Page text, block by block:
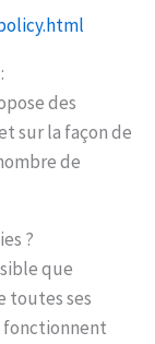
des
sur la façon de
de
?
que
toutes ses
fonctionnent